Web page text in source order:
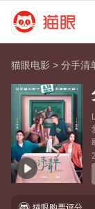
猫眼电影 >分手清